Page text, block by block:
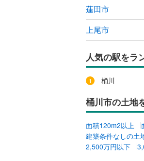
蓮田市
上尾市
人気の駅をラ
桶川
桶川市の土地
面積120m2以上
建築条件なしの土
2,500万円以下